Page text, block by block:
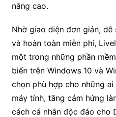
nâng cao.
Nhờ giao diện đơn giản,
và hoàn toàn miễn phí,
một trong những phần
biến trên Windows 10 và
chọn phù hợp cho những
máy tính, tăng cảm hứng
cách cá nhân độc đáo cho